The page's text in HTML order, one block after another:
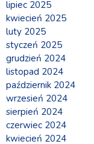
lipiec 2025
kwiecień 2025
luty 2025
styczeń 2025
grudzień 2024
listopad 2024
październik 2024
wrzesień 2024
sierpień 2024
czerwiec 2024
kwiecień 2024